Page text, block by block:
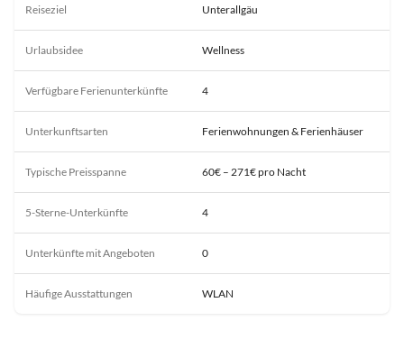
Reiseziel Unterallgäu
Urlaubsidee Wellness
Verfügbare Ferienunterkünfte 4
Unterkunftsarten Ferienwohnungen & Ferienhäuser
Typische Preisspanne 60€ – 271€ pro Nacht
5-Sterne-Unterkünfte 4
Unterkünfte mit Angeboten 0
Häufige Ausstattungen WLAN